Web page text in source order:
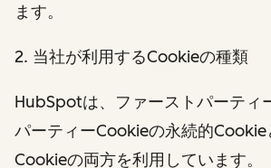
ます。
2. 当社が利用するCookieの種類
HubSpotは、ファーストパーティ
パーティーCookieの永続的Cookie
Cookieの両方を利用しています。